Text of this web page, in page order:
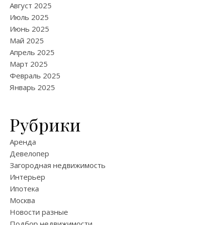
Август 2025
Июль 2025
Июнь 2025
Май 2025
Апрель 2025
Март 2025
Февраль 2025
Январь 2025
Рубрики
Аренда
Девелопер
Загородная недвижимость
Интерьер
Ипотека
Москва
Новости разные